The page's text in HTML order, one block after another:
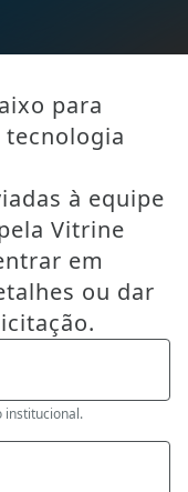
para
à equipe
Vitrine
em
ou dar
institucional.